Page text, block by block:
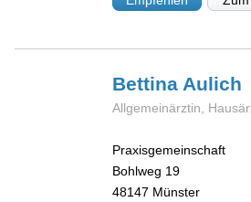
Bettina Aulich
Allgemeinärztin,
Praxisgemeinschaft
Bohlweg 19
48147 Münster